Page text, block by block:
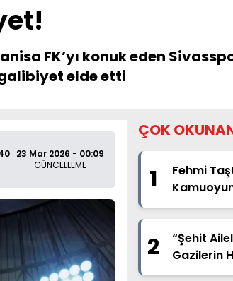
FK’yı konuk eden
elde etti
23 Mar 2026 - 00:09
GÜNCELLEME
ÇOK
1
Fehmi
"İsim
Haberde
2
“Şehit
Gazilerin
Ardı